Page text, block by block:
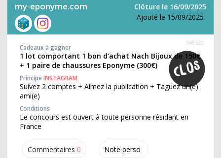
my-eponyme.com
Clôture le 16/09/2025
Ajouté le 15/09/2025
Commentaires 0 Note perso
348520
Cadeaux à gagner
1 lot comportant 1 bon d'achat Nach Bijoux de 150€
+ 1 paire de chaussures Eponyme (300€)
PrincipeINSTAGRAM
Suivez 2 comptes + Aimez la publication + Taguez un(e)
ami(e)
Conditions
Le concours est ouvert à toute personne résidant en
France